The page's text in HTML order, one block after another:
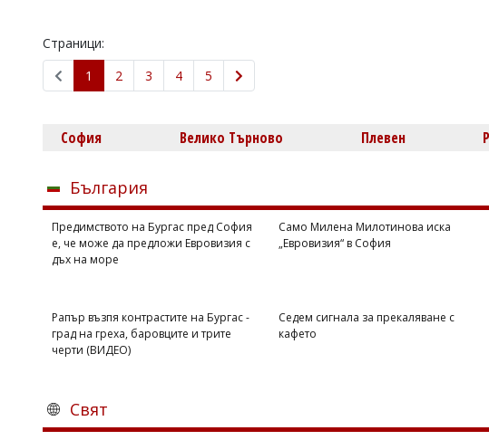
Страници:
1
2 3 4 5
София Велико Търново Плевен
България
Предимството на Бургас пред София
е, че може да предложи Евровизия с
дъх на море
Само Милена Милотинова иска
„Евровизия“ в София
Рапър възпя контрастите на Бургас -
град на греха, баровците и трите
черти (ВИДЕО)
Седем сигнала за прекаляване с
кафето
Свят